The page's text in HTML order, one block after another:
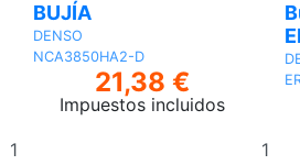
BUJÍA
DENSO
NCA3850HA2-D
21,38 €
Impuestos incluidos